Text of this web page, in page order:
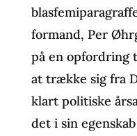
formand, Per
på en opfordring
at trække sig fra
klart politiske
det i sin